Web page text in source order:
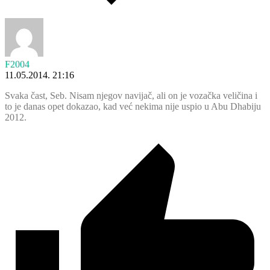
F2004
11.05.2014. 21:16
Svaka čast, Seb. Nisam njegov navijač, ali on je vozačka veličina i
to je danas opet dokazao, kad već nekima nije uspio u Abu Dhabiju
2012.